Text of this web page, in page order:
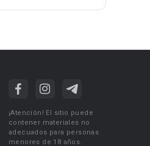
¡Atención! El sitio puede
contener materiales no
adecuados para personas
menores de 18 años.